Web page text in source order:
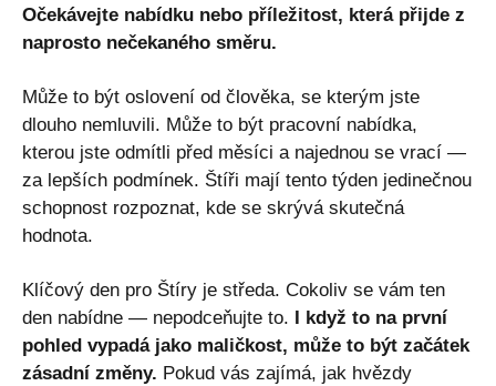
Očekávejte nabídku nebo příležitost, která přijde z
naprosto nečekaného směru.
Může to být oslovení od člověka, se kterým jste
dlouho nemluvili. Může to být pracovní nabídka,
kterou jste odmítli před měsíci a najednou se vrací —
za lepších podmínek. Štíři mají tento týden jedinečnou
schopnost rozpoznat, kde se skrývá skutečná
hodnota.
Klíčový den pro Štíry je středa. Cokoliv se vám ten
den nabídne — nepodceňujte to.
I když to na první
pohled vypadá jako maličkost, může to být začátek
zásadní změny. Pokud vás zajímá, jak hvězdy